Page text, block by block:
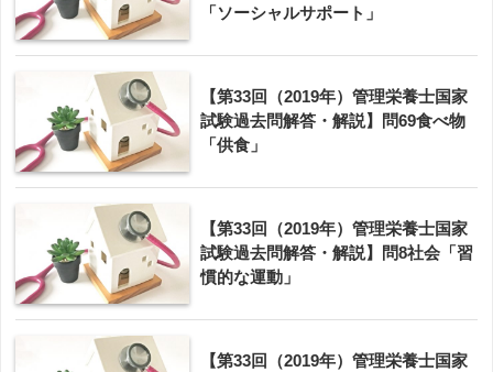
「ソーシャルサポート」
【第33回（2019年）管理栄養士国家
試験過去問解答・解説】問69食べ物
「供食」
【第33回（2019年）管理栄養士国家
試験過去問解答・解説】問8社会「習
慣的な運動」
【第33回（2019年）管理栄養士国家